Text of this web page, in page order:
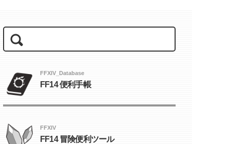
FFXIV_Database
FF14 便利手帳
FFXIV
FF14 冒険便利ツール